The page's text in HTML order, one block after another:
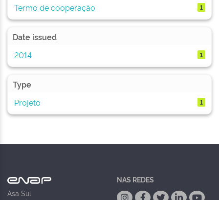
Termo de cooperação 1
Date issued
2014
1
Type
Projeto
1
Asa Sul
NAS REDES